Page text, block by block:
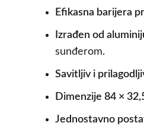
Efikasna barijera
Izrađen od
sunđerom.
Savitljiv i
Dimenzije 84 ×
Jednostavno